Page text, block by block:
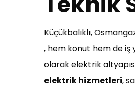
Küçükbalıklı,
, hem konut hem de iş
olarak elektrik
elektrik hizmetleri,